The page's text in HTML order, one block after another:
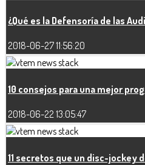
¿Qué es la Defensoría de las
2018-06-27 11:56:20
10 consejos para una mejor
2018-06-22 13:05:47
11 secretos que un disc-jockey